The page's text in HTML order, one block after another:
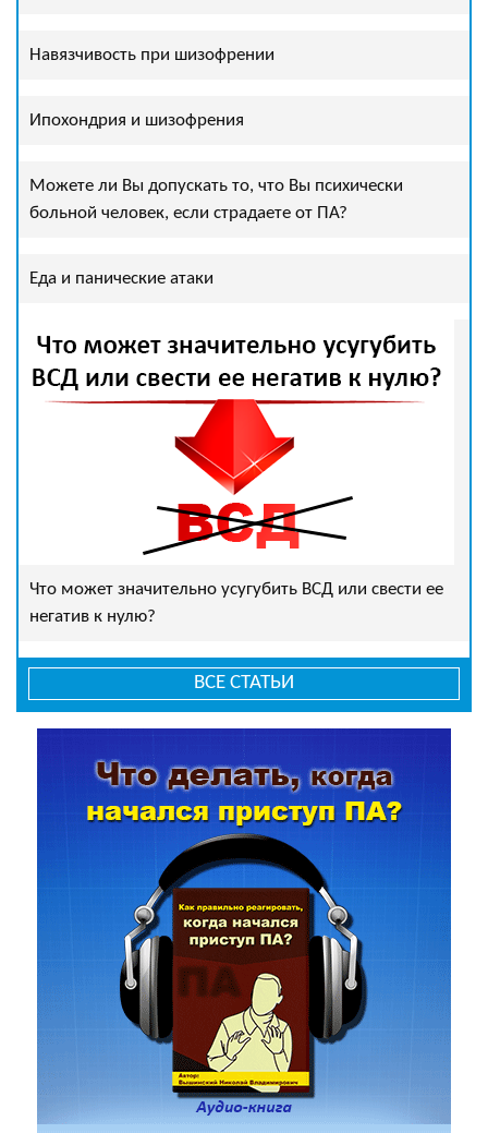
Навязчивость при шизофрении
Ипохондрия и шизофрения
Можете ли Вы допускать то, что Вы психически
больной человек, если страдаете от ПА?
Еда и панические атаки
Что может значительно усугубить ВСД или свести ее
негатив к нулю?
ВСЕ СТАТЬИ